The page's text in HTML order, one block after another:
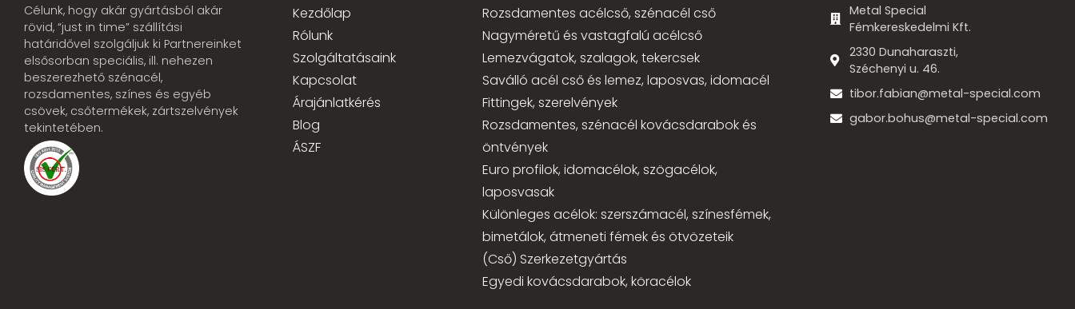
Célunk, hogy akár gyártásból akár
rövid, “just in time” szállítási
határidővel szolgáljuk ki Partnereinket
elsősorban speciális, ill. nehezen
beszerezhető szénacél,
rozsdamentes, színes és egyéb
csövek, csőtermékek, zártszelvények
tekintetében.
Kezdőlap
Rólunk
Szolgáltatásaink
Kapcsolat
Árajánlatkérés
Blog
ÁSZF
Rozsdamentes acélcső, szénacél cső
Nagyméretű és vastagfalú acélcső
Lemezvágatok, szalagok, tekercsek
Saválló acél cső és lemez, laposvas, idomacél
Fittingek, szerelvények
Rozsdamentes, szénacél kovácsdarabok és
öntvények
Euro profilok, idomacélok, szögacélok,
laposvasak
Különleges acélok: szerszámacél, színesfémek,
bimetálok, átmeneti fémek és ötvözeteik
(Cső) Szerkezetgyártás
Egyedi kovácsdarabok, köracélok
Metal Special
Fémkereskedelmi Kft.
2330 Dunaharaszti,
Széchenyi u. 46.
tibor.fabian@metal-special.com
gabor.bohus@metal-special.com